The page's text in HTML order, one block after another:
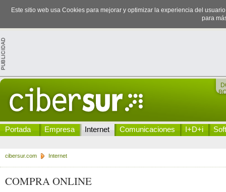
Este sitio web usa Cookies para mejorar y optimizar la experiencia del
para
Portada Empresa Internet Comunicaciones I+D+i
cibersur.com Internet
COMPRA ONLINE